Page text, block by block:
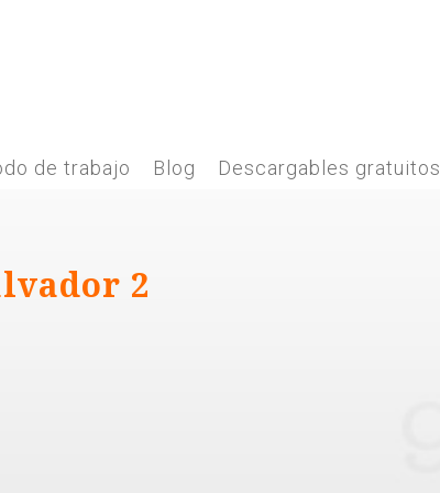
de trabajo Blog Descargables gratuitos
2